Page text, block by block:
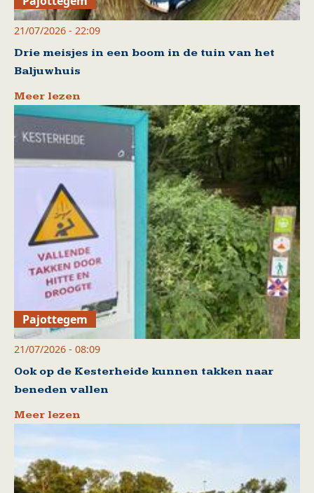
21/07/2026 - 22:09
Drie meisjes in een boom in de tuin van het
Baljuwhuis
Meer lezen
Pajottegem
21/07/2026 - 08:09
Ook op de Kesterheide kunnen takken naar
beneden vallen
Meer lezen